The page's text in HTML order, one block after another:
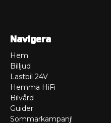
Navigera
Hem
Billjud
Lastbil 24V
Hemma HiFi
Bilvård
Guider
Sommarkampanj!